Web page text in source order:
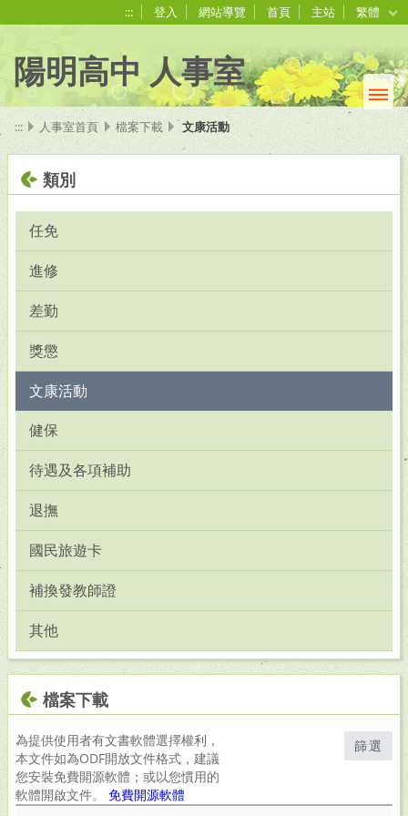
::: 登入 網站導覽 首頁 主站 繁體
陽明高中 人事室
::: 人事室首頁 檔案下載 文康活動
類別
任免
進修
差勤
獎懲
文康活動
健保
待遇及各項補助
退撫
國民旅遊卡
補換發教師證
其他
檔案下載
為提供使用者有文書軟體選擇權利，
本文件如為ODF開放文件格式，建議
您安裝免費開源軟體；或以您慣用的
軟體開啟文件。 免費開源軟體
篩選